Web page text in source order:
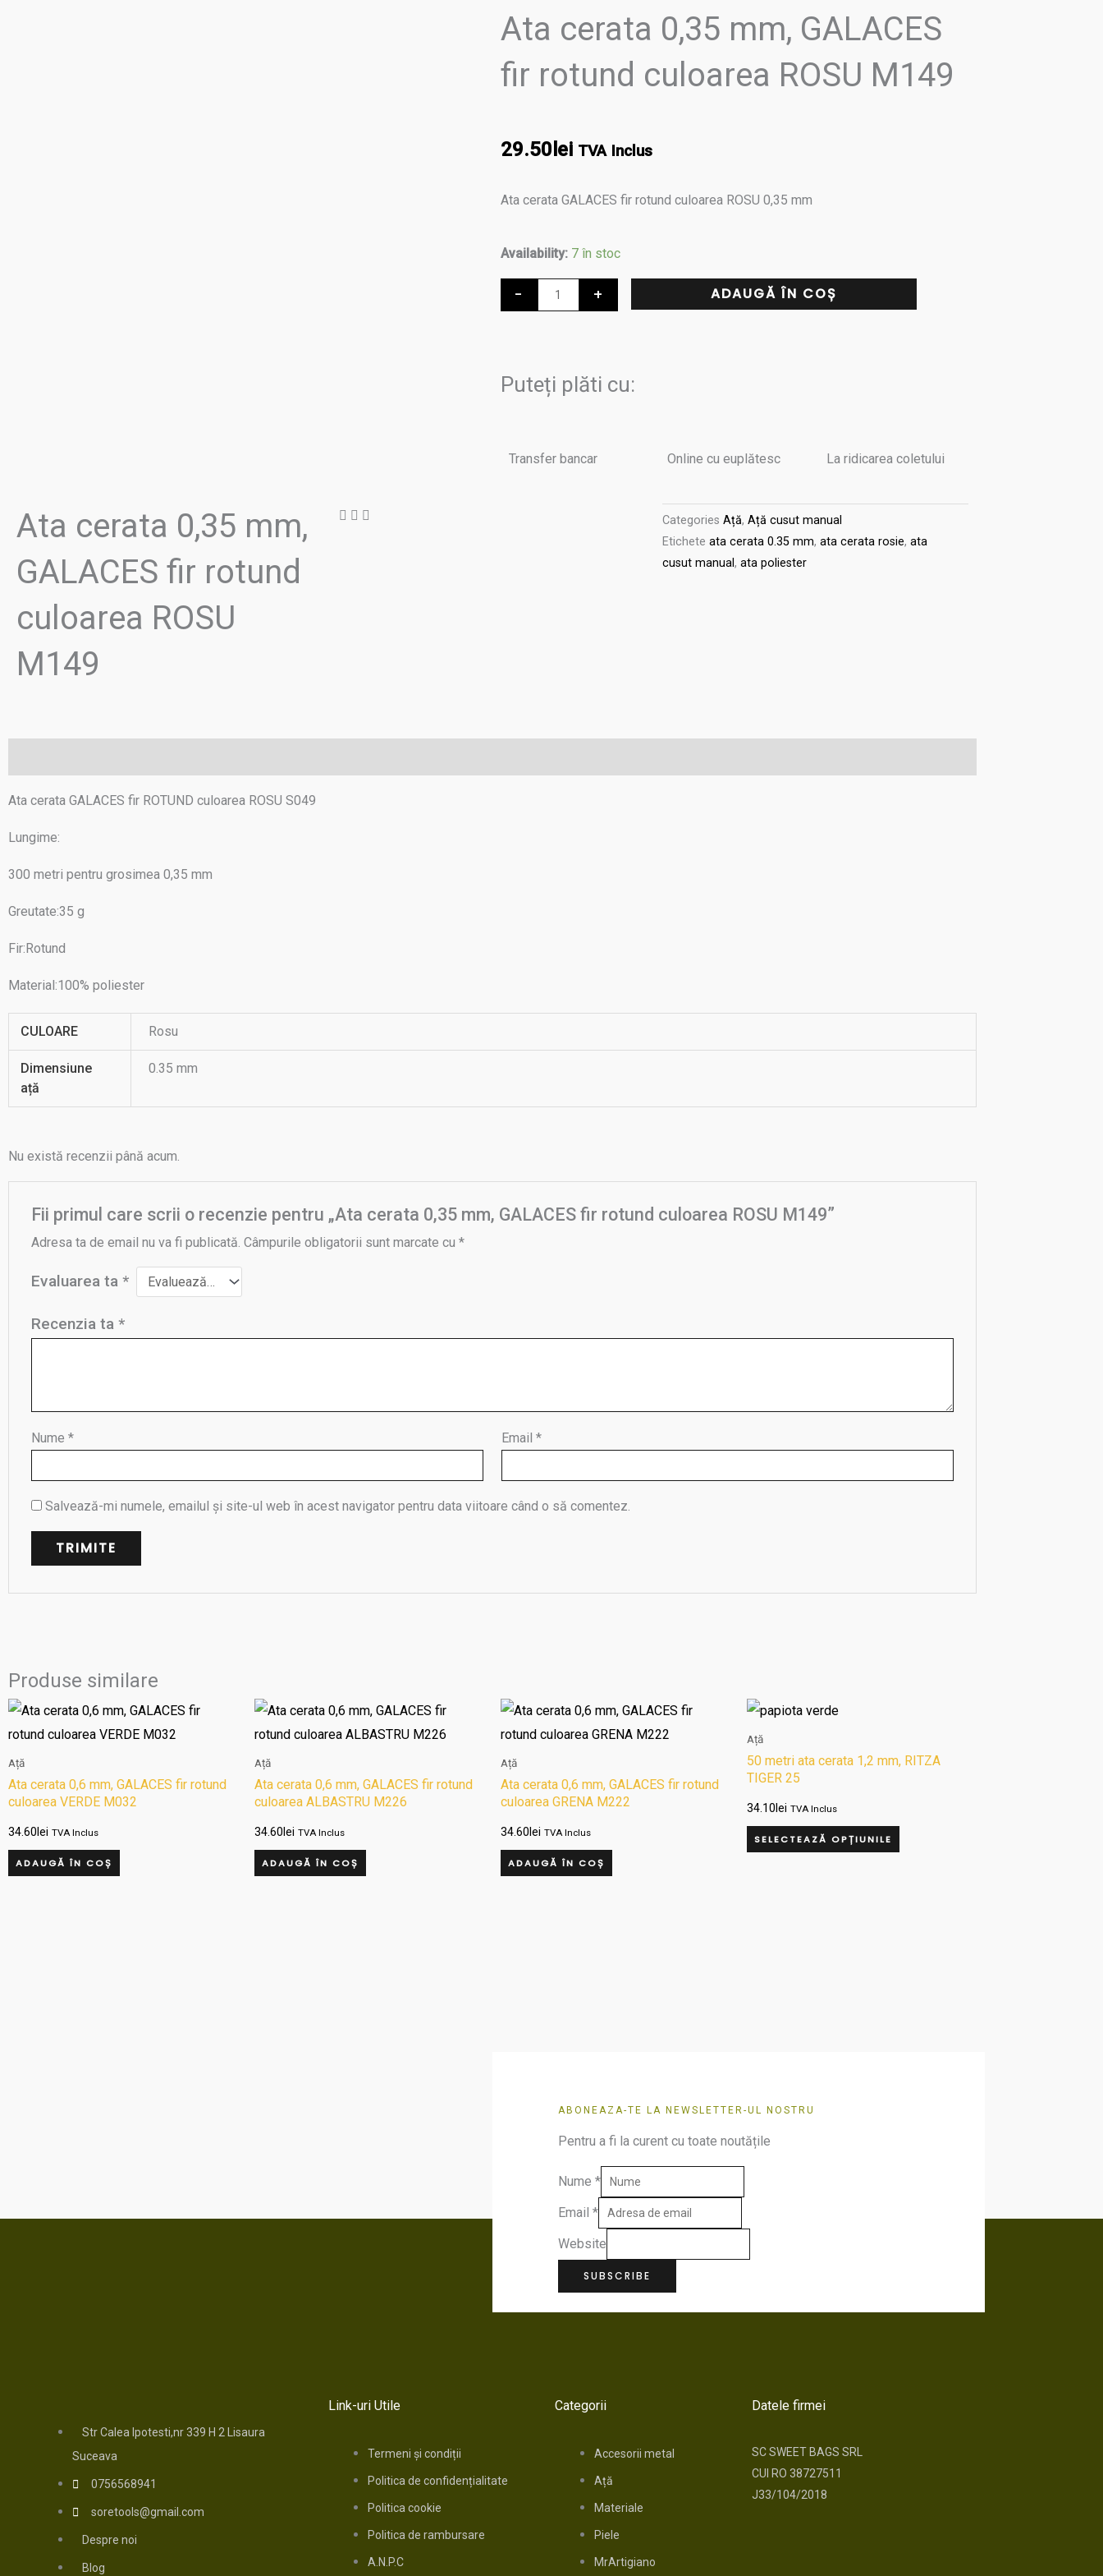
Ata cerata 0,35 mm, GALACES
fir rotund culoarea ROSU M149
29.50 lei TVA Inclus
Ata cerata GALACES fir rotund culoarea ROSU 0,35 mm
Availability: 7 în stoc
-
Cantitate
Ata
cerata
fir
ROSU
+ ADAUGĂ ÎN COȘ
Puteți plăti cu:
Transfer bancar Online cu euplătesc La ridicarea coletului
Ata cerata 0,35 mm,
GALACES fir rotund
culoarea ROSU
M149
Categories Ață, Ață cusut manual
Etichete ata cerata 0.35 mm, ata cerata rosie, ata
cusut manual, ata poliester
Ata cerata GALACES fir ROTUND culoarea ROSU S049
Lungime:
300 metri pentru grosimea 0,35 mm
Greutate:35 g
Fir:Rotund
Material:100% poliester
CULOARE Rosu
Dimensiune
ață
0.35 mm
Nu există recenzii până acum.
Fii primul care scrii o recenzie pentru „Ata cerata 0,35 mm, GALACES fir rotund culoarea ROSU M149”
Adresa ta de email nu va fi publicată. Câmpurile obligatorii sunt marcate cu *
Evaluarea ta *
Recenzia ta *
Nume * Email*
Salvează-mi numele, emailul și site-ul web în acest navigator pentru data viitoare când o să comentez.
Produse similare
Ață
Ata cerata 0,6 mm, GALACES fir rotund
culoarea VERDE M032
34.60 lei TVA Inclus
ADAUGĂ ÎN COȘ
Ață
Ata cerata 0,6 mm, GALACES fir rotund
culoarea ALBASTRU M226
34.60 lei TVA Inclus
ADAUGĂ ÎN COȘ
Ață
Ata cerata 0,6 mm, GALACES fir rotund
culoarea GRENA M222
34.60 lei TVA Inclus
ADAUGĂ ÎN COȘ
Ață
50 metri ata cerata 1,2 mm, RITZA
TIGER 25
34.10 lei TVA Inclus
SELECTEAZĂ OPȚIUNILE
are
variații.
Opțiunile
ABONEAZA-TE LA NEWSLETTER-UL NOSTRU
Pentru a fi la curent cu toate noutățile
Nume *
Email *
Website
SUBSCRIBE
Str Calea Ipotesti,nr 339 H 2 Lisaura
Suceava
0756568941
soretools@gmail.com
Despre noi
Blog
Link-uri Utile
Termeni și condiții
Politica de confidențialitate
Politica cookie
Politica de rambursare
A.N.P.C
Categorii
Accesorii metal
Ață
Materiale
Piele
MrArtigiano
Datele firmei
SC SWEET BAGS SRL
CUI RO 38727511
J33/104/2018